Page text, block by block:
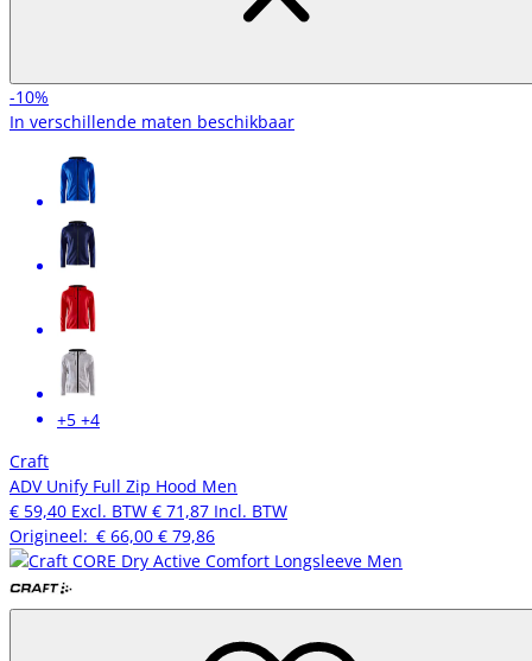
-10%
In verschillende maten beschikbaar
+5 +4
Craft
ADV Unify Full Zip Hood Men
€ 59,40 Excl. BTW € 71,87 Incl. BTW
Origineel: € 66,00 € 79,86